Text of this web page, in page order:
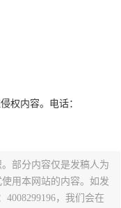
权内容。电话：
部分内容仅是发稿人为
用本网站的内容。如发
，我们会在